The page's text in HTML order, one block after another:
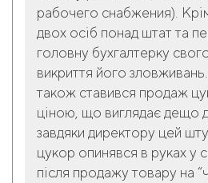
рабочего снабжения).
двох осіб понад штат та
головну бухгалтерку
викриття його
також ставився продаж
ціною, що виглядає дещо
завдяки директору цей
цукор опинявся в руках у
після продажу товару на